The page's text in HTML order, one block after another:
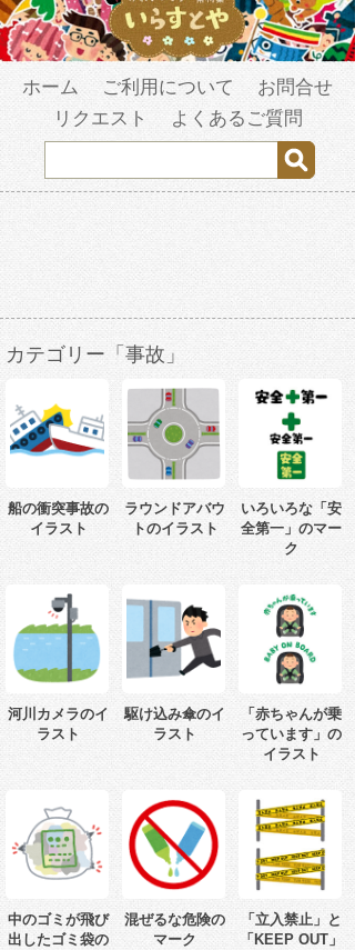
ホーム ご利用について
お問合せ
リクエスト
よくあるご質問
カテゴリー「事故」
船の衝突事故の
イラスト
ラウンドアバウ
トのイラスト
いろいろな「安
全第一」のマー
ク
河川カメラのイ
ラスト
駆け込み傘のイ
ラスト
「赤ちゃんが乗
っています」の
イラスト
中のゴミが飛び
出したゴミ袋の
混ぜるな危険の
マーク
「立入禁止」と
「KEEP OUT」